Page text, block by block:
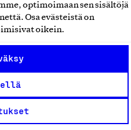
optimoimaan sen sisältöjä
Osa evästeistä on
oikein.
puolueeton,
yhdistys.
yli 100 vuotta sitten